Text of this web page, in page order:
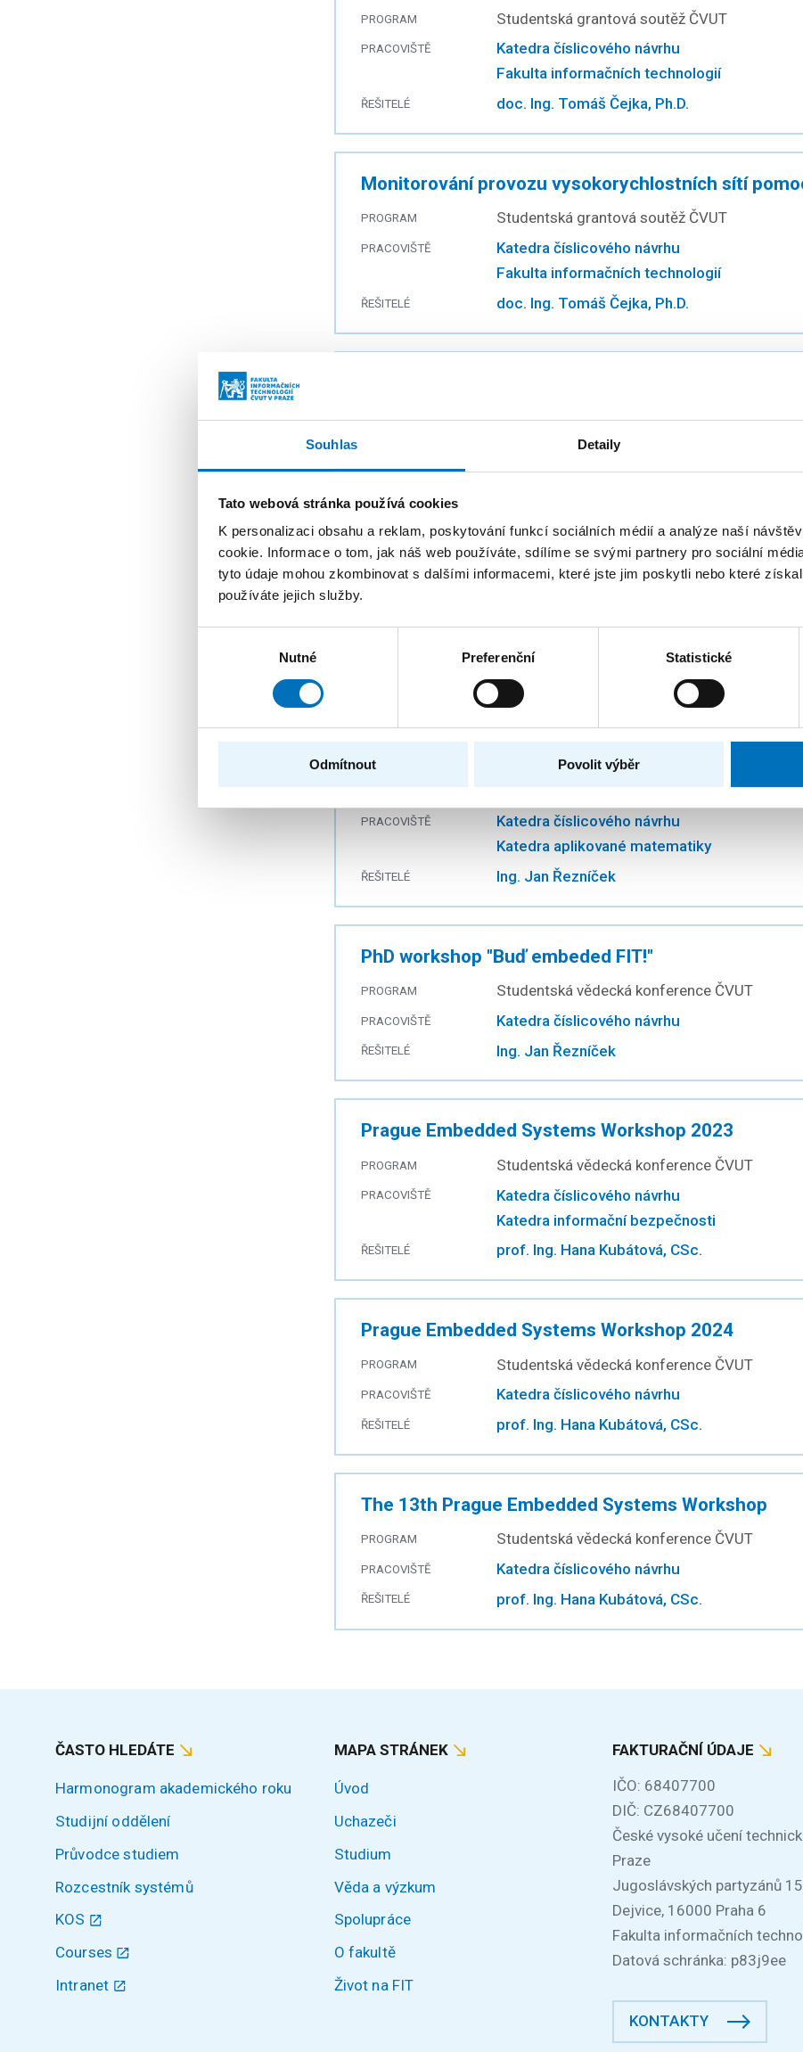
Souhlas Detaily
Tato webová stránka používá cookies
K personalizaci obsahu a reklam, poskytování funkcí sociálních médií a analýze naší
cookie. Informace o tom, jak náš web používáte, sdílíme se svými partnery pro sociální
tyto údaje mohou zkombinovat s dalšími informacemi, které jste jim poskytli nebo které
používáte jejich služby.
Nutné Preferenční Statistické
Odmítnout Povolit výběr
PROGRAM Studentská grantová soutěž ČVUT
PRACOVIŠTĚ
Katedra číslicového návrhu
Fakulta informačních technologií
ŘEŠITELÉ doc. Ing. Tomáš Čejka, Ph.D.
Monitorování provozu vysokorychlostních sítí
PROGRAM Studentská grantová soutěž ČVUT
PRACOVIŠTĚ
Katedra číslicového návrhu
Fakulta informačních technologií
ŘEŠITELÉ doc. Ing. Tomáš Čejka, Ph.D.
PROGRAM Studentská vědecká konference ČVUT
Katedra číslicového návrhu
Ing. Jan Řezníček
PhD workshop "Buď embeded FIT!"
Ing. Jan Řezníček
PhD workshop "Buď embeded FIT!"
Studentská vědecká konference ČVUT
PRACOVIŠTĚ
Katedra číslicového návrhu
Katedra aplikované matematiky
ŘEŠITELÉ Ing. Jan Řezníček
PhD workshop "Buď embeded FIT!"
PROGRAM Studentská vědecká konference ČVUT
PRACOVIŠTĚ Katedra číslicového návrhu
ŘEŠITELÉ Ing. Jan Řezníček
Prague Embedded Systems Workshop 2023
PROGRAM Studentská vědecká konference ČVUT
PRACOVIŠTĚ
Katedra číslicového návrhu
Katedra informační bezpečnosti
ŘEŠITELÉ prof. Ing. Hana Kubátová, CSc.
Prague Embedded Systems Workshop 2024
PROGRAM Studentská vědecká konference ČVUT
PRACOVIŠTĚ Katedra číslicového návrhu
ŘEŠITELÉ prof. Ing. Hana Kubátová, CSc.
The 13th Prague Embedded Systems Workshop
PROGRAM Studentská vědecká konference ČVUT
PRACOVIŠTĚ Katedra číslicového návrhu
ŘEŠITELÉ prof. Ing. Hana Kubátová, CSc.
ČASTO HLEDÁTE
Harmonogram akademického roku
Studijní oddělení
Průvodce studiem
Rozcestník systémů
KOS
Courses
Intranet
MAPA STRÁNEK
Úvod
Uchazeči
Studium
Věda a výzkum
Spolupráce
O fakultě
Život na FIT
FAKTURAČNÍ ÚDAJE
IČO: 68407700
DIČ: CZ68407700
České vysoké učení
Praze
Jugoslávských partyzánů
Dejvice, 16000 Praha 6
Fakulta informačních
Datová schránka: p83j9ee
KONTAKTY